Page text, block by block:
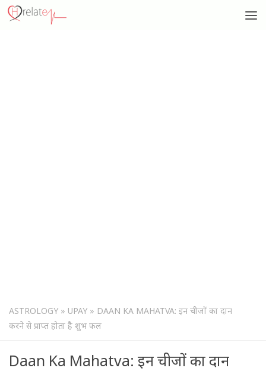
ASTROLOGY » UPAY » DAAN KA MAHATVA: इन चीजों का दान
करने से प्राप्त होता है शुभ फल
Daan Ka Mahatva: इन चीजों का दान